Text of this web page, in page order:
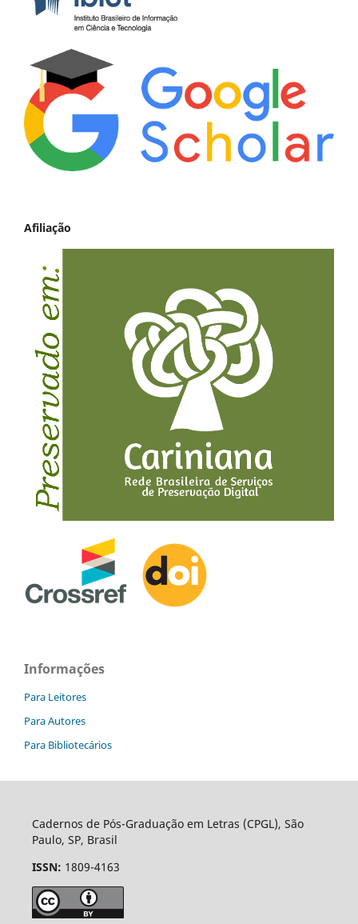
Afiliação
Informações
Para Leitores
Para Autores
Para Bibliotecários
Cadernos de Pós-Graduação em Letras (CPGL), São
Paulo, SP, Brasil
ISSN: 1809-4163